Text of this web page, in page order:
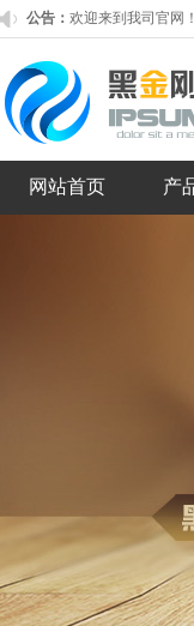
公告： 欢迎来到我司官网！
网站首页 产